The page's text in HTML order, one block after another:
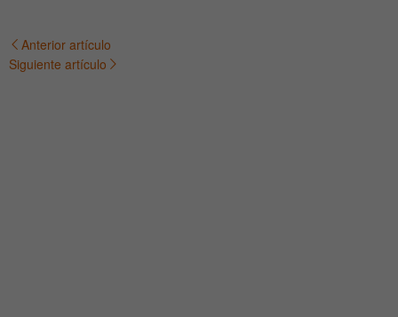
Navegación
Anterior artículo
Siguiente artículo